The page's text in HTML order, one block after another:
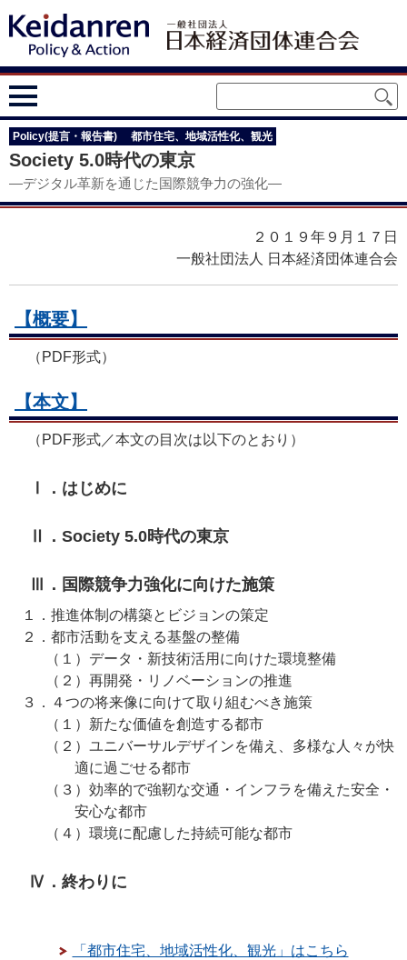
Policy(提言・報告書) 都市住宅、地域活性化、観光
Society 5.0時代の東京
―デジタル革新を通じた国際競争力の強化―
２０１９年９月１７日
一般社団法人 日本経済団体連合会
【概要】
（PDF形式）
【本文】
（PDF形式／本文の目次は以下のとおり）
Ⅰ．はじめに
Ⅱ．Society 5.0時代の東京
Ⅲ．国際競争力強化に向けた施策
１． 推進体制の構築とビジョンの策定
２． 都市活動を支える基盤の整備
（１） データ・新技術活用に向けた環境整備
（２） 再開発・リノベーションの推進
３． ４つの将来像に向けて取り組むべき施策
（１） 新たな価値を創造する都市
（２） ユニバーサルデザインを備え、多様な人々が快
適に過ごせる都市
（３） 効率的で強靭な交通・インフラを備えた安全・
安心な都市
（４） 環境に配慮した持続可能な都市
Ⅳ．終わりに
「都市住宅、地域活性化、観光」はこちら